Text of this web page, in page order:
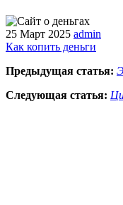
25 Март 2025 admin
Как копить деньги
Предыдущая статья:
Следующая статья: